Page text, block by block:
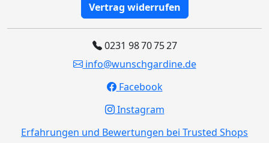
Vertrag widerrufen
0231 98 70 75 27
info@wunschgardine.de
Facebook
Instagram
Erfahrungen und Bewertungen bei Trusted Shops